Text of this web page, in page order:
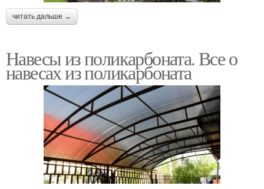
читать дальше →
Навесы из поликарбоната. Все о
навесах из поликарбоната